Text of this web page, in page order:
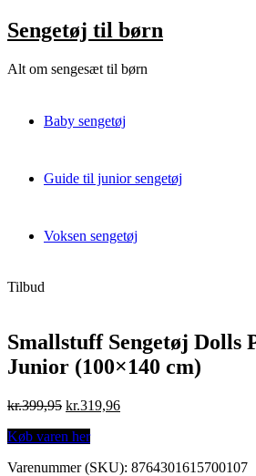
Skip
to
Sengetøj til børn
Alt om sengesæt til børn
Baby sengetøj
Guide til junior sengetøj
Voksen sengetøj
Tilbud
Smallstuff Sengetøj Dolls
Junior (100×140 cm)
kr.399,95 Original
was:
kr.319,96Current
Køb varen her
Varenummer (SKU): 8764301615700107